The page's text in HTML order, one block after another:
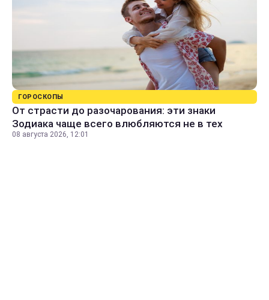
ГОРОСКОПЫ
От страсти до разочарования: эти знаки
Зодиака чаще всего влюбляются не в тех
08 августа 2026, 12:01